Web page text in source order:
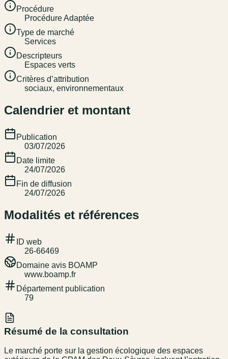
Procédure
Procédure Adaptée
Type de marché
Services
Descripteurs
Espaces verts
Critères d’attribution
sociaux, environnementaux
Calendrier et montant
Publication
03/07/2026
Date limite
24/07/2026
Fin de diffusion
24/07/2026
Modalités et références
ID web
26-66469
Domaine avis BOAMP
www.boamp.fr
Département publication
79
Résumé de la consultation
Le marché porte sur la gestion écologique des espaces